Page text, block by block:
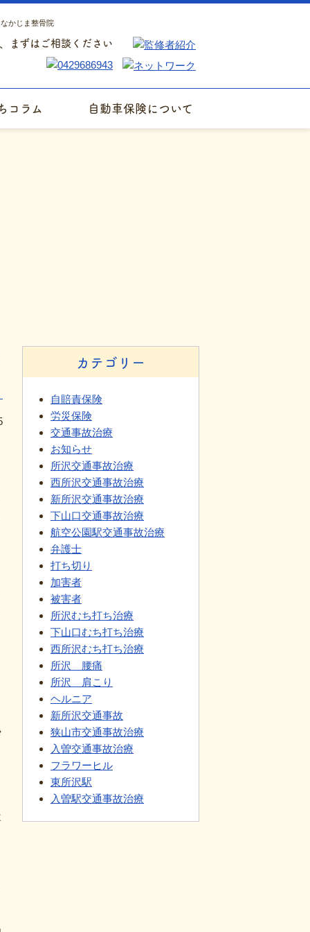
かじま整骨院
まずはご相談ください
コラム 自動車保険について
カテゴリー
自賠責保険
労災保険
交通事故治療
お知らせ
所沢交通事故治療
西所沢交通事故治療
新所沢交通事故治療
下山口交通事故治療
航空公園駅交通事故治療
弁護士
打ち切り
加害者
被害者
所沢むち打ち治療
下山口むち打ち治療
西所沢むち打ち治療
所沢 腰痛
所沢 肩こり
ヘルニア
新所沢交通事故
狭山市交通事故治療
入曽交通事故治療
フラワーヒル
東所沢駅
入曽駅交通事故治療